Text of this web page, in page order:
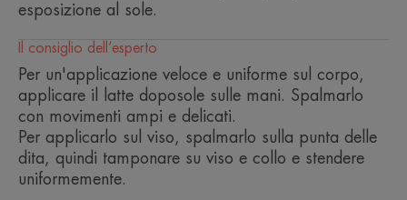
esposizione al sole.
Il consiglio dell’esperto
Per un'applicazione veloce e uniforme sul corpo,
applicare il latte doposole sulle mani. Spalmarlo
con movimenti ampi e delicati.
Per applicarlo sul viso, spalmarlo sulla punta delle
dita, quindi tamponare su viso e collo e stendere
uniformemente.